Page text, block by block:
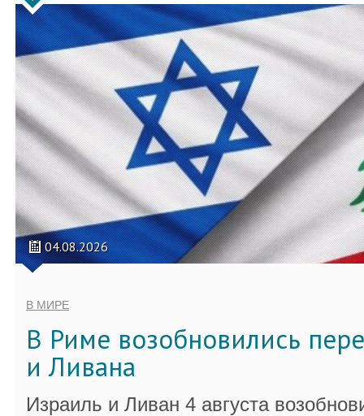
04.08.2026
В МИРЕ
В Риме возобновились
и Ливана
Израиль и Ливан 4 августа